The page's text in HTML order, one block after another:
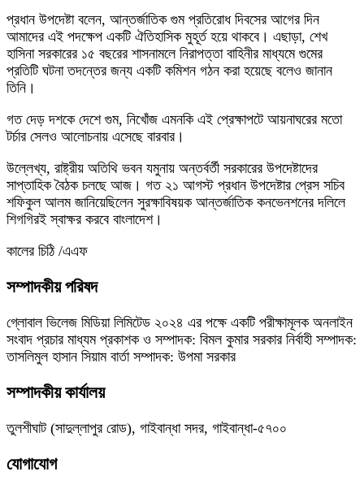
প্রধান উপদেষ্টা বলেন, আন্তর্জাতিক গুম প্রতিরোধ দিবসের আগের দিন
আমাদের এই পদক্ষেপ একটি ঐতিহাসিক মুহূর্ত হয়ে থাকবে। এছাড়া, শেখ
হাসিনা সরকারের ১৫ বছরের শাসনামলে নিরাপত্তা বাহিনীর মাধ্যমে গুমের
প্রতিটি ঘটনা তদন্তের জন্য একটি কমিশন গঠন করা হয়েছে বলেও জানান
তিনি।
গত দেড় দশকে দেশে গুম, নিখোঁজ এমনকি এই প্রেক্ষাপটে আয়নাঘরের মতো
টর্চার সেলও আলোচনায় এসেছে বারবার।
উল্লেখ্য, রাষ্ট্রীয় অতিথি ভবন যমুনায় অন্তর্বর্তী সরকারের উপদেষ্টাদের
সাপ্তাহিক বৈঠক চলছে আজ। গত ২১ আগস্ট প্রধান উপদেষ্টার প্রেস সচিব
শফিকুল আলম জানিয়েছিলেন সুরক্ষাবিষয়ক আন্তর্জাতিক কনভেনশনের দলিলে
শিগগিরই স্বাক্ষর করবে বাংলাদেশ।
কালের চিঠি /এএফ
সম্পাদকীয় পরিষদ
গ্লোবাল ভিলেজ মিডিয়া লিমিটেড ২০২৪ এর পক্ষে একটি পরীক্ষামূলক অনলাইন
সংবাদ প্রচার মাধ্যম প্রকাশক ও সম্পাদক: বিমল কুমার সরকার নির্বাহী সম্পাদক:
তাসলিমুল হাসান সিয়াম বার্তা সম্পাদক: উপমা সরকার
সম্পাদকীয় কার্যালয়
তুলশীঘাট (সাদুল্লাপুর রোড), গাইবান্ধা সদর, গাইবান্ধা-৫৭০০
যোগাযোগ